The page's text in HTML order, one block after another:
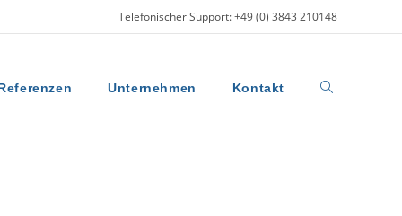
Telefonischer Support: +49 (0) 3843 210148
Unternehmen Kontakt Website-